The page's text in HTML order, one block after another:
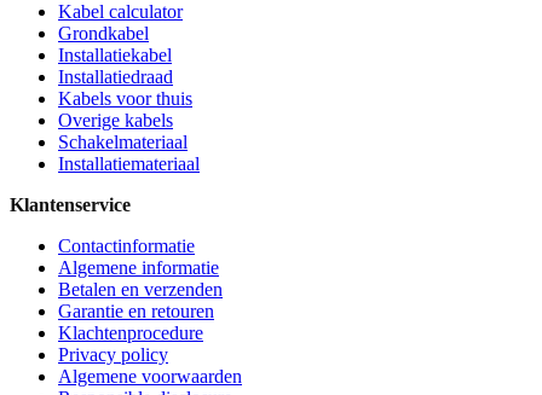
Kabel calculator
Grondkabel
Installatiekabel
Installatiedraad
Kabels voor thuis
Overige kabels
Schakelmateriaal
Installatiemateriaal
Klantenservice
Contactinformatie
Algemene informatie
Betalen en verzenden
Garantie en retouren
Klachtenprocedure
Privacy policy
Algemene voorwaarden